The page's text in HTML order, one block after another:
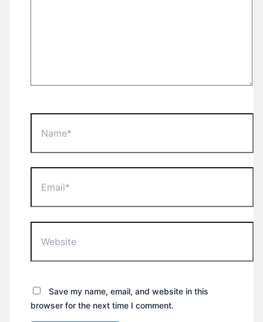
Save my name, email, and website in this
browser for the next time I comment.